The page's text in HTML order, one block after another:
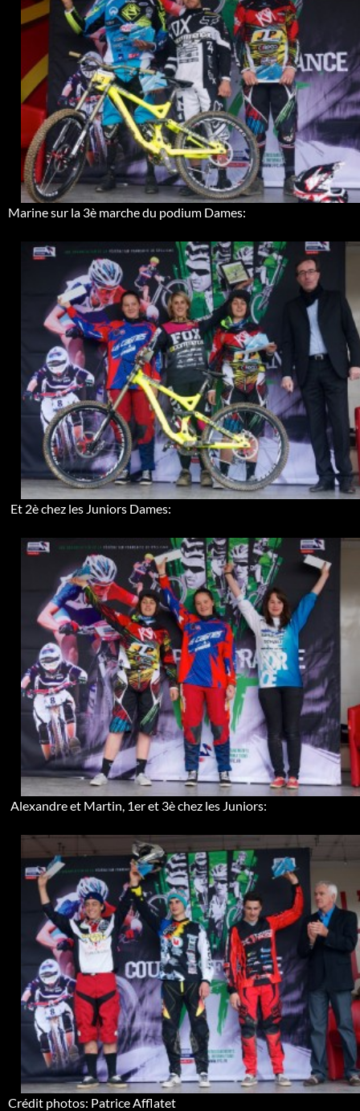
Marine sur la 3è marche du podium Dames:
Et 2è chez les Juniors Dames:
Alexandre et Martin, 1er et 3è chez les Juniors:
Crédit photos: Patrice Afflatet